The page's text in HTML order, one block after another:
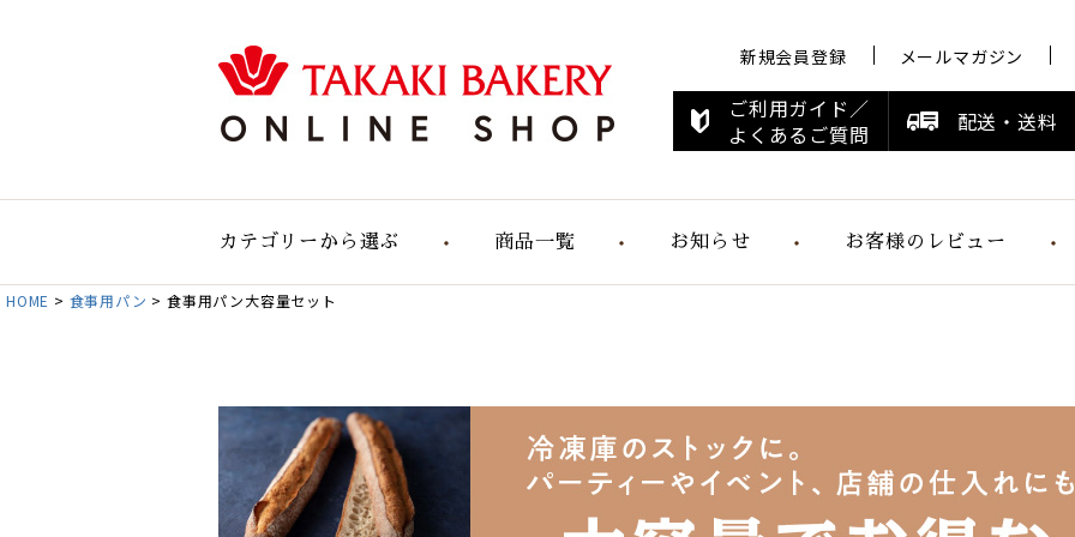
新規会員登録 メールマガジン
ご利用ガイド／
よくあるご質問
配送・送料
カテゴリーから選ぶ
食事用のパン
デリカテッセン
おすすめパンセット
パン単品販売
お店のパン通販
商品一覧 お知らせ
らくらく食パ
ン
お客様のレビュー
HOME 食事用パン 食事用パン大容量セット